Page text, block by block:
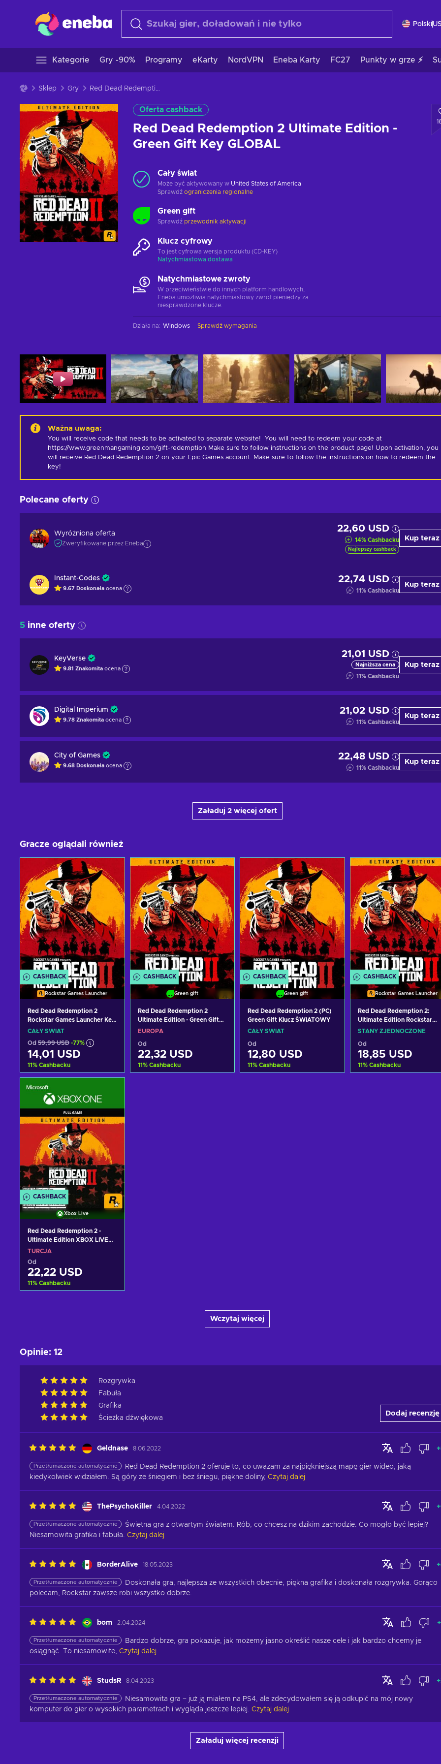
Polski
Kategorie Gry -90% Programy eKarty NordVPN Eneba Karty FC27 Punkty w grze ⚡
Sklep Gry Red Dead Redemption 2 Ultimate Edition - Green Gift Key GLOBAL
Oferta cashback
Red Dead Redemption 2 Ultimate Edition -
Green Gift Key GLOBAL
Cały świat
Może być aktywowany w United States of America
Sprawdź ograniczenia regionalne
Green gift
Sprawdź przewodnik aktywacji
Klucz cyfrowy
To jest cyfrowa wersja produktu (CD-KEY)
Natychmiastowa dostawa
Natychmiastowe zwroty
W przeciwieństwie do innych platform handlowych,
Eneba umożliwia natychmiastowy zwrot pieniędzy za
niesprawdzone klucze.
Działa na: Windows Sprawdź wymagania
Ważna uwaga:
You will receive code that needs to be activated to separate website!  You will need to redeem your code at
https://www.greenmangaming.com/gift-redemption Make sure to follow instructions on the product page! Upon activation, you
will receive Red Dead Redemption 2 on your Epic Games account. Make sure to follow the instructions on how to redeem the
key!
Polecane oferty
Wyróżniona oferta
Zweryfikowane przez Eneba
22,60 USD
14% Cashbacku
Najlepszy cashback
Kup teraz
Instant-Codes
9.67 Doskonała ocena
22,74 USD
11% Cashbacku
Kup teraz
5 inne oferty
KeyVerse
9.81 Znakomita ocena
21,01 USD
Najniższa cena
11% Cashbacku
Kup teraz
Digital Imperium
9.78 Znakomita ocena
21,02 USD
11% Cashbacku
Kup teraz
City of Games
9.68 Doskonała ocena
22,48 USD
11% Cashbacku
Kup teraz
Załaduj 2 więcej ofert
Gracze oglądali również
CASHBACK
Rockstar Games Launcher
Red Dead Redemption 2
Rockstar Games Launcher Key
GLOBAL
CAŁY ŚWIAT
Od 59,99 USD -77%
14,01 USD
11% Cashbacku
Dodaj do koszyka
Zobacz oferty
CASHBACK
Green gift
Red Dead Redemption 2
Ultimate Edition - Green Gift
Key EUROPE
EUROPA
Od
22,32 USD
11% Cashbacku
CASHBACK
Green gift
Red Dead Redemption 2 (PC)
Green Gift Klucz ŚWIATOWY
CAŁY ŚWIAT
Od
12,80 USD
11% Cashbacku
CASHBACK
Rockstar Games Launcher
Red Dead Redemption 2:
Ultimate Edition Rockstar
Games Launcher Key
STANY ZJEDNOCZONE
Od
18,85 USD
11% Cashbacku
CASHBACK
Xbox Live
Red Dead Redemption 2 -
Ultimate Edition XBOX LIVE
Key TURKEY
TURCJA
Od
22,22 USD
11% Cashbacku
Wczytaj więcej
Opinie: 12
Rozgrywka
Fabuła
Grafika
Ścieżka dźwiękowa
Dodaj recenzję
Geldnase 8.06.2022 +
Przetłumaczone automatycznie
Red Dead Redemption 2 oferuje to, co uważam za najpiękniejszą mapę gier wideo, jaką
kiedykolwiek widziałem. Są góry ze śniegiem i bez śniegu, piękne doliny, Czytaj dalej
ThePsychoKiller 4.04.2022 +
Przetłumaczone automatycznie
Świetna gra z otwartym światem. Rób, co chcesz na dzikim zachodzie. Co mogło być lepiej?
Niesamowita grafika i fabuła. Czytaj dalej
BorderAlive 18.05.2023 +
Przetłumaczone automatycznie
Doskonała gra, najlepsza ze wszystkich obecnie, piękna grafika i doskonała rozgrywka. Gorąco
polecam, Rockstar zawsze robi wszystko dobrze.
bom 2.04.2024 +
Przetłumaczone automatycznie
Bardzo dobrze, gra pokazuje, jak możemy jasno określić nasze cele i jak bardzo chcemy je
osiągnąć. To niesamowite, Czytaj dalej
StudsR 8.04.2023 +
Przetłumaczone automatycznie
Niesamowita gra – już ją miałem na PS4, ale zdecydowałem się ją odkupić na mój nowy
komputer do gier o wysokich parametrach i wygląda jeszcze lepiej. Czytaj dalej
Załaduj więcej recenzji